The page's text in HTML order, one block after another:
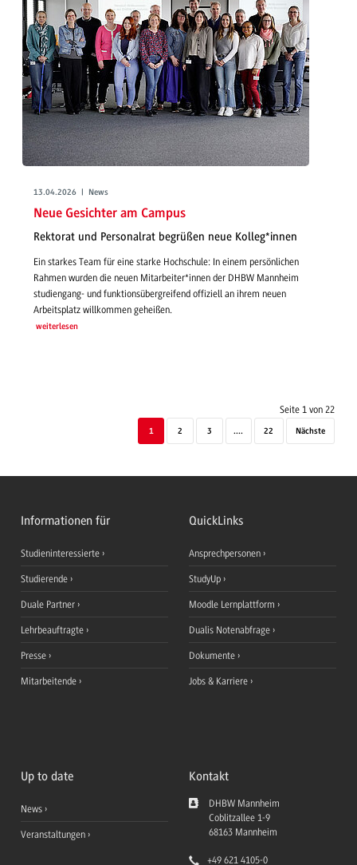
13.04.2026 | News
Neue Gesichter am Campus
Rektorat und Personalrat begrüßen neue Kolleg*innen
Ein starkes Team für eine starke Hochschule: In einem persönlichen
Rahmen wurden die neuen Mitarbeiter*innen der DHBW Mannheim
studiengang- und funktionsübergreifend offiziell an ihrem neuen
Arbeitsplatz willkommen geheißen.
weiterlesen
Seite 1 von 22
1 2 3 .... 22 Nächste
Informationen für
Studieninteressierte
Studierende
Duale Partner
Lehrbeauftragte
Presse
Mitarbeitende
QuickLinks
Ansprechpersonen
StudyUp
Moodle Lernplattform
Dualis Notenabfrage
Dokumente
Jobs & Karriere
Up to date
News
Veranstaltungen
Kontakt
DHBW Mannheim
Coblitzallee 1-9
68163 Mannheim
+49 621 4105-0